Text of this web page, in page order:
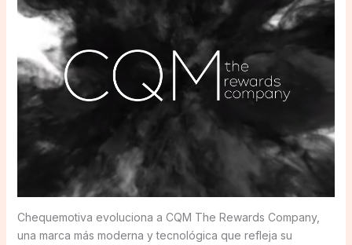
Chequemotiva evoluciona a CQM The Rewards Company,
una marca más moderna y tecnológica que refleja su